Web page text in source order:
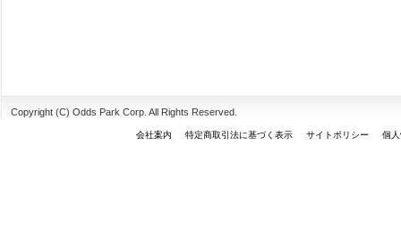
Copyright (C) Odds Park Corp. All Rights Reserved.
会社案内 特定商取引法に基づく表示 サイトポリシー 個